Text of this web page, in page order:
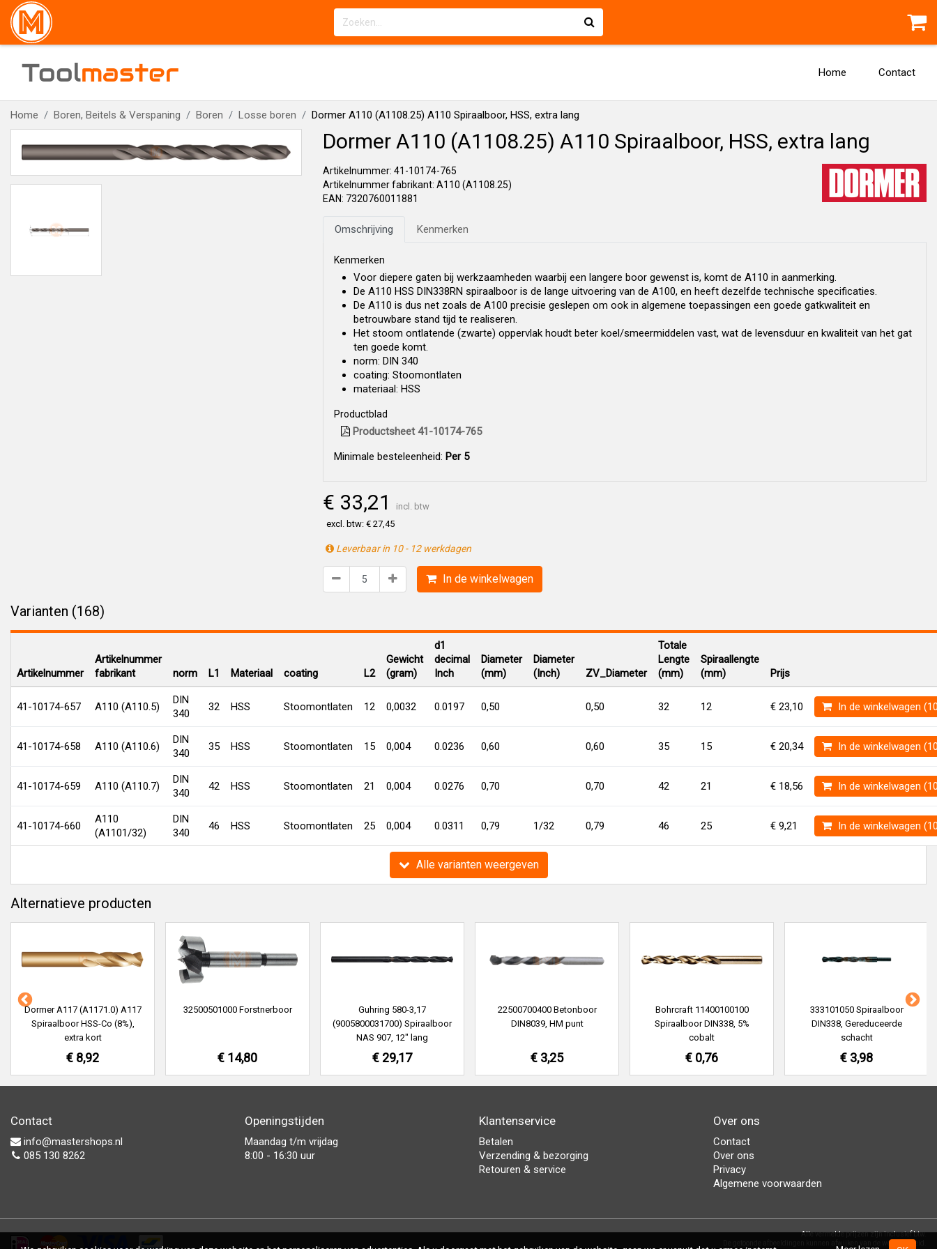
Toolmaster Home Contact
Home Boren, Beitels & Verspaning Boren Losse boren Dormer A110 (A1108.25) A110 Spiraalboor, HSS, extra lang
Dormer A110 (A1108.25) A110 Spiraalboor, HSS, extra lang
Artikelnummer: 41-10174-765
Artikelnummer fabrikant: A110 (A1108.25)
EAN: 7320760011881
Omschrijving Kenmerken
Kenmerken
Voor diepere gaten bij werkzaamheden waarbij een langere boor gewenst is, komt de A110 in aanmerking.
De A110 HSS DIN338RN spiraalboor is de lange uitvoering van de A100, en heeft dezelfde technische specificaties.
De A110 is dus net zoals de A100 precisie geslepen om ook in algemene toepassingen een goede gatkwaliteit en
betrouwbare stand tijd te realiseren.
Het stoom ontlatende (zwarte) oppervlak houdt beter koel/smeermiddelen vast, wat de levensduur en kwaliteit van het gat
ten goede komt.
norm: DIN 340
coating: Stoomontlaten
materiaal: HSS
Productblad
Productsheet 41-10174-765
Minimale besteleenheid: Per 5
€ 33,21
incl. btw
excl. btw: € 27,45
Leverbaar in 10 - 12 werkdagen
In de winkelwagen
Varianten (168)
Artikelnummer
Artikelnummer
fabrikant
norm L1 Materiaal coating L2
Gewicht
(gram)
d1
decimal
Inch
Diameter
(mm)
Diameter
(Inch)
ZV_Diameter
Totale
Lengte
(mm)
Spiraallengte
(mm)
Prijs
41-10174-657 A110 (A110.5)
DIN
340
32 HSS Stoomontlaten 12 0,0032 0.0197 0,50 0,50 32 12 € 23,10 In de winkelwagen
41-10174-658 A110 (A110.6)
DIN
340
35 HSS Stoomontlaten 15 0,004 0.0236 0,60 0,60 35 15 € 20,34 In de winkelwagen
41-10174-659 A110 (A110.7)
DIN
340
42 HSS Stoomontlaten 21 0,004 0.0276 0,70 0,70 42 21 € 18,56 In de winkelwagen
41-10174-660
A110
(A1101/32)
DIN
340
46 HSS Stoomontlaten 25 0,004 0.0311 0,79 1/32 0,79 46 25 € 9,21 In de winkelwagen
Alle varianten weergeven
Alternatieve producten
Dormer A117 (A1171.0) A117
Spiraalboor HSS-Co (8%),
extra kort
€ 8,92
32500501000 Forstnerboor
€ 14,80
Guhring 580-3,17
(9005800031700) Spiraalboor
NAS 907, 12" lang
€ 29,17
22500700400 Betonboor
DIN8039, HM punt
€ 3,25
Bohrcraft 11400100100
Spiraalboor DIN338, 5%
cobalt
€ 0,76
333101050 Spiraalboor
DIN338, Gereduceerde
schacht
€ 3,98
Contact
info@mastershops.nl
085 130 8262
Openingstijden
Maandag t/m vrijdag
8:00 - 16:30 uur
Klantenservice
Betalen
Verzending & bezorging
Retouren & service
Over ons
Contact
Over ons
Privacy
Algemene voorwaarden
Alle vermelde prijzen zijn inclusief btw.
De getoonde afbeeldingen kunnen afwijken van de werkelijkheid.